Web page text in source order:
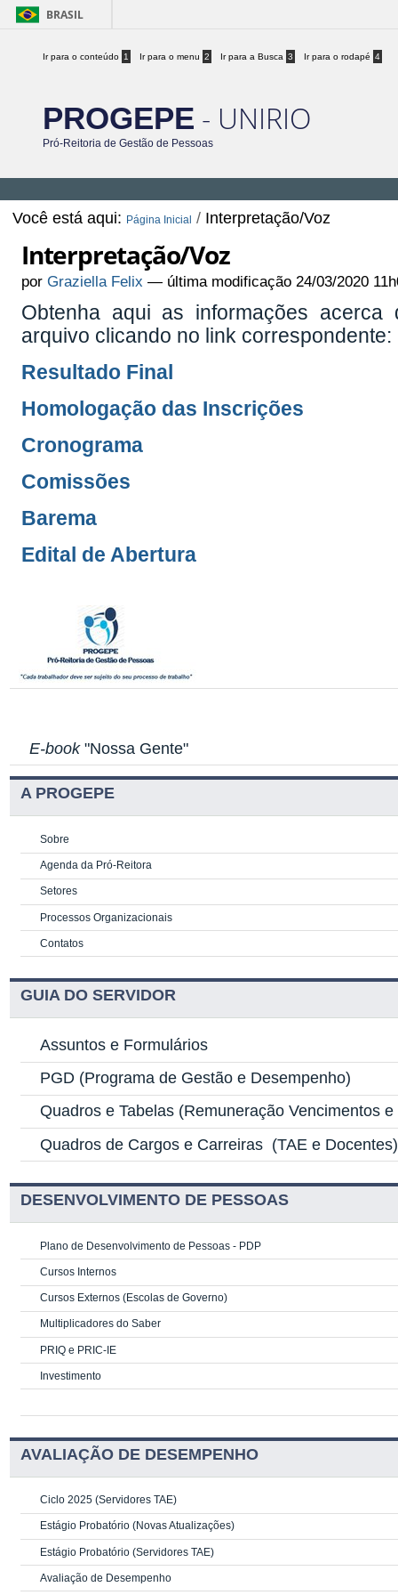
BRASIL
Ir para o conteúdo 1 Ir para o menu 2 Ir para a Busca 3 Ir para o rodapé 4
PROGEPE - UNIRIO
Pró-Reitoria de Gestão de Pessoas
Você está aqui: Página Inicial / Interpretação/Voz
Interpretação/Voz
porGraziella Felix — última modificação 24/03/2020
Obtenha aqui as informações
arquivo clicando no link correspondente:
Resultado Final
Homologação das Inscrições
Cronograma
Comissões
Barema
Edital de Abertura
E-book"Nossa Gente"
A PROGEPE
Sobre
Agenda da Pró-Reitora
Setores
Processos Organizacionais
Contatos
GUIA DO SERVIDOR
Assuntos e Formulários
PGD (Programa de Gestão e Desempenho)
Quadros e Tabelas (Remuneração Vencimentos
Quadros de Cargos e Carreiras (TAE e Docentes)
DESENVOLVIMENTO DE PESSOAS
Plano de Desenvolvimento de Pessoas - PDP
Cursos Internos
Cursos Externos (Escolas de Governo)
Multiplicadores do Saber
PRIQ e PRIC-IE
Investimento
AVALIAÇÃO DE DESEMPENHO
Ciclo 2025 (Servidores TAE)
Estágio Probatório (Novas Atualizações)
Estágio Probatório (Servidores TAE)
Avaliação de Desempenho